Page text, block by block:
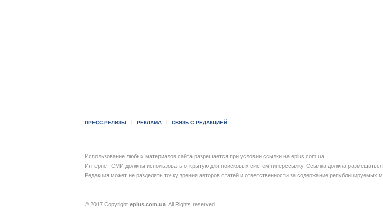
ПРЕСС-РЕЛИЗЫ РЕКЛАМА СВЯЗЬ С РЕДАКЦИЕЙ
Использование любых материалов сайта разрешается при условии ссылки на eplus.com.ua
Интернет-СМИ должны использовать открытую для поисковых систем гиперссылку. Ссылка должна
Редакция может не разделять точку зрения авторов статей и ответственности за содержание републицируемых
© 2017 Copyright eplus.com.ua. All Rights reserved.